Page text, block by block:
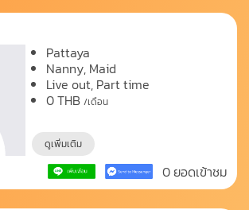
Pattaya
Nanny Maid
Live out, Part time
0THB /เดือน
ดูเพิ่มเติม
0 ยอดเข้าชม